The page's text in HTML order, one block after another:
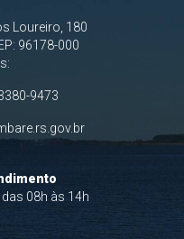
Loureiro, 180
96178-000
9473
08h às 14h